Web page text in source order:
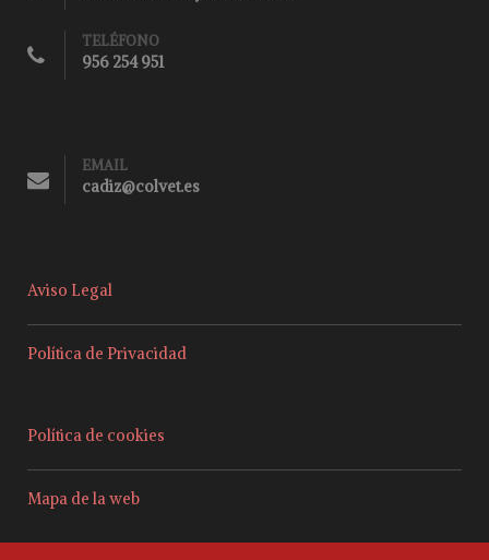
TELÉFONO
956 254 951
EMAIL
cadiz@colvet.es
Aviso Legal
Política de Privacidad
Política de cookies
Mapa de la web